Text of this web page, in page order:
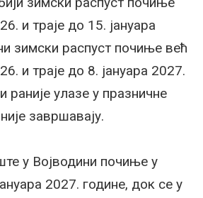
и траје до 15. јануара
зимски распуст почиње већ
и траје до 8. јануара 2027.
раније улазе у празничне
завршавају.
у Војводини почиње у
2027. године, док се у